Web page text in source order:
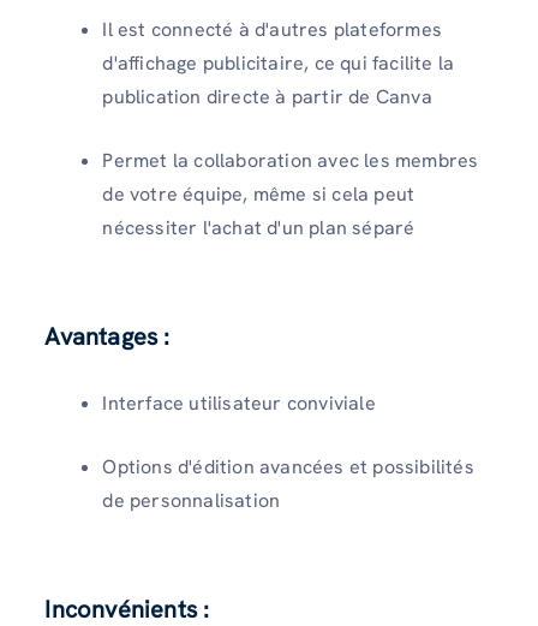
Il est connecté à d'autres plateformes
d'affichage publicitaire, ce qui facilite la
publication directe à partir de Canva
Permet la collaboration avec les membres
de votre équipe, même si cela peut
nécessiter l'achat d'un plan séparé
Avantages :
Interface utilisateur conviviale
Options d'édition avancées et possibilités
de personnalisation
Inconvénients :